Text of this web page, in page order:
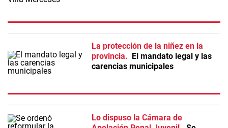
La protección de la niñez en la
provincia
El mandato legal y las
carencias municipales
Lo dispuso la Cámara de